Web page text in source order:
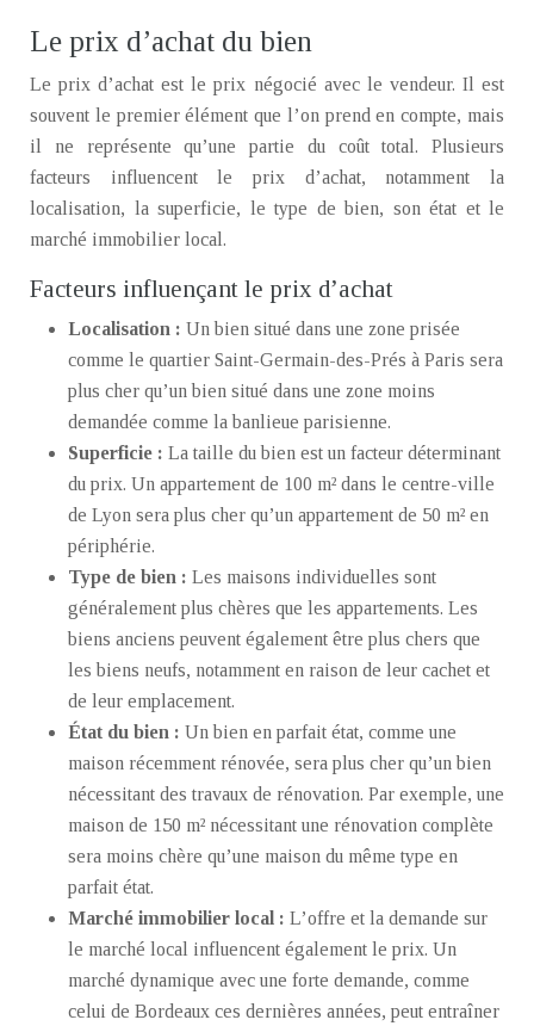
Le prix d’achat du bien
Le prix d’achat est le prix négocié avec le vendeur. Il est
souvent le premier élément que l’on prend en compte, mais
il ne représente qu’une partie du coût total. Plusieurs
facteurs influencent le prix d’achat, notamment la
localisation, la superficie, le type de bien, son état et le
marché immobilier local.
Facteurs influençant le prix d’achat
Localisation : Un bien situé dans une zone prisée
comme le quartier Saint-Germain-des-Prés à Paris sera
plus cher qu’un bien situé dans une zone moins
demandée comme la banlieue parisienne.
Superficie : La taille du bien est un facteur déterminant
du prix. Un appartement de 100 m² dans le centre-ville
de Lyon sera plus cher qu’un appartement de 50 m² en
périphérie.
Type de bien : Les maisons individuelles sont
généralement plus chères que les appartements. Les
biens anciens peuvent également être plus chers que
les biens neufs, notamment en raison de leur cachet et
de leur emplacement.
État du bien : Un bien en parfait état, comme une
maison récemment rénovée, sera plus cher qu’un bien
nécessitant des travaux de rénovation. Par exemple, une
maison de 150 m² nécessitant une rénovation complète
sera moins chère qu’une maison du même type en
parfait état.
Marché immobilier local : L’offre et la demande sur
le marché local influencent également le prix. Un
marché dynamique avec une forte demande, comme
celui de Bordeaux ces dernières années, peut entraîner